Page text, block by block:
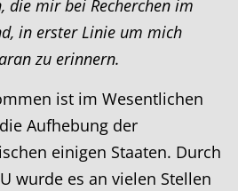
die mir bei Recherchen im
in erster Linie um mich
zu erinnern.
ist im Wesentlichen
Aufhebung der
einigen Staaten. Durch
wurde es an vielen Stellen